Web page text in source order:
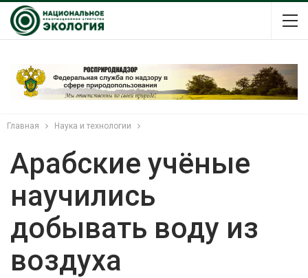
Главная Наука и технологии
Арабские учёные
научились
добывать воду из
воздуха